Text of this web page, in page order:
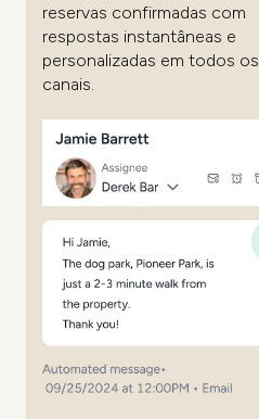
reservas confirmadas com
respostas instantâneas e
personalizadas em todos os
canais.